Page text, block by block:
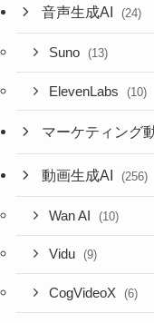
音声生成AI (24)
Suno (13)
ElevenLabs (10)
マーケティング
動画生成AI (256)
Wan AI (10)
Vidu (9)
CogVideoX (6)